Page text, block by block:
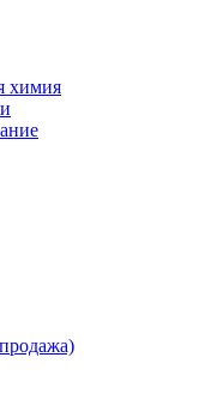
химия